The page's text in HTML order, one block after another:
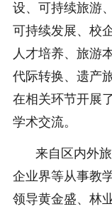
设、可持续旅游
可持续发展、校
人才培养、旅游
代际转换、遗产
在相关环节开展
学术交流。
来自区内外
企业界等从事教
领导黄金盛、林